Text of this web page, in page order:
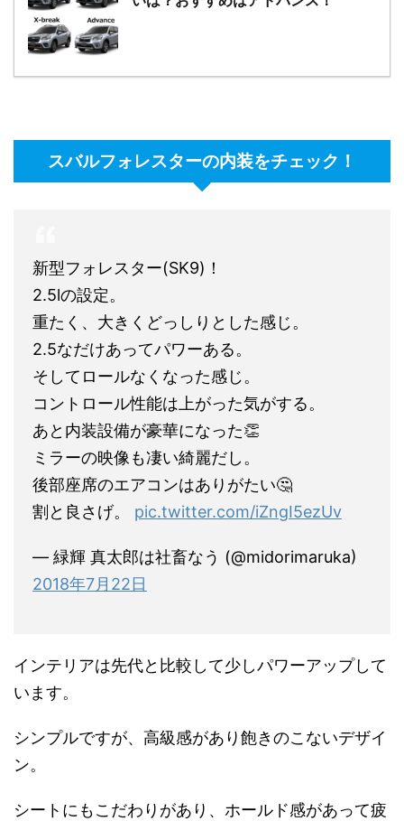
スバルフォレスターの内装をチェック！
新型フォレスター(SK9)！
2.5lの設定。
重たく、大きくどっしりとした感じ。
2.5なだけあってパワーある。
そしてロールなくなった感じ。
コントロール性能は上がった気がする。
あと内装設備が豪華になった👏
ミラーの映像も凄い綺麗だし。
後部座席のエアコンはありがたい🤔
割と良さげ。 pic.twitter.com/iZngI5ezUv
— 緑輝 真太郎は社畜なう (@midorimaruka)
2018年7月22日
インテリアは先代と比較して少しパワーアップして
います。
シンプルですが、高級感があり飽きのこないデザイ
ン。
シートにもこだわりがあり、ホールド感があって疲